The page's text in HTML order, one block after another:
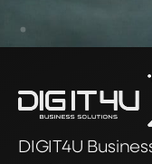
DIGIT4U